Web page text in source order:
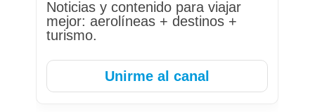
Noticias y contenido para viajar
mejor: aerolíneas + destinos +
turismo.
Unirme al canal